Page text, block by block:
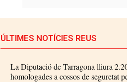
ÚLTIMES NOTÍCIES REUS
La Diputació de Tarragona lliura
homologades a cossos de seguretat